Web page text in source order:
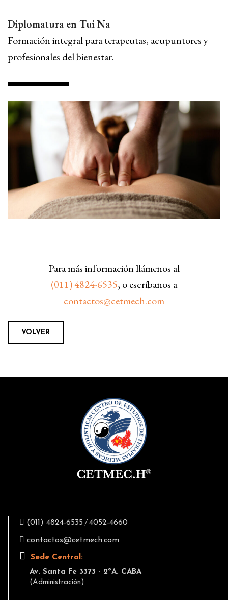
Diplomatura en Tui Na
Formación integral para terapeutas, acupuntores y
profesionales del bienestar.
Para más información llámenos al
(011) 4824-6535, o escríbanos a
contactos@cetmech.com
VOLVER
(011) 4824-6535 /4052-4660
contactos@cetmech.com
Sede Central:
Av. Santa Fe 3373 - 2ºA. CABA
(Administración)